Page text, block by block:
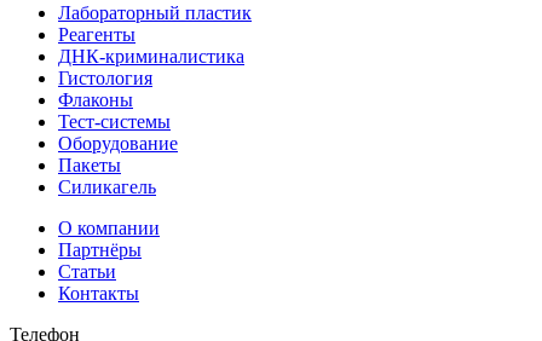
Лабораторный пластик
Реагенты
ДНК-криминалистика
Гистология
Флаконы
Тест-системы
Оборудование
Пакеты
Силикагель
О компании
Партнёры
Статьи
Контакты
Телефон